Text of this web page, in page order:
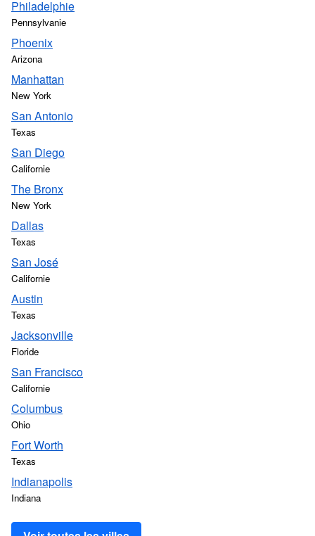
Philadelphie
Pennsylvanie
Phoenix
Arizona
Manhattan
New York
San Antonio
Texas
San Diego
Californie
The Bronx
New York
Dallas
Texas
San José
Californie
Austin
Texas
Jacksonville
Floride
San Francisco
Californie
Columbus
Ohio
Fort Worth
Texas
Indianapolis
Indiana